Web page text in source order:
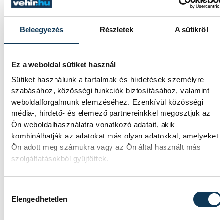
Beleegyezés Részletek A sütikről
Ez a weboldal sütiket használ
Sütiket használunk a tartalmak és hirdetések személyre
szabásához, közösségi funkciók biztosításához, valamint
weboldalforgalmunk elemzéséhez. Ezenkívül közösségi
média-, hirdető- és elemező partnereinkkel megosztjuk az
Ön weboldalhasználatra vonatkozó adatait, akik
kombinálhatják az adatokat más olyan adatokkal, amelyeket
Ön adott meg számukra vagy az Ön által használt más
szolgáltatásokból gyűjtöttek.
Elengedhetetlen
alacsony Dunából
A folyó rekordalacsony vízállása miatt egy
a Batthyány téri rakpart sziklái alól,
máshol pedig egy közel féltonnás brit
akna került elő.
Késéltánc a Dunán: Mi
történik, ha leáll Paks?
Mártha Imre, az MVM Zrt. egykori
technológiai kihívásokat. A szakember, aki